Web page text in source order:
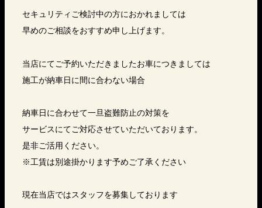
セキュリティご検討中の方におかれましては
早めのご相談をおすすめ申し上げます。
当店にてご予約いただきましたお車につきましては
施工が納車日に間に合わない場合
納車日に合わせて一旦盗難防止の対策を
サービスにてご対応させていただいております。
是非ご活用ください。
※工賃は別途掛かります予めご了承ください
現在当店ではスタッフを募集しております